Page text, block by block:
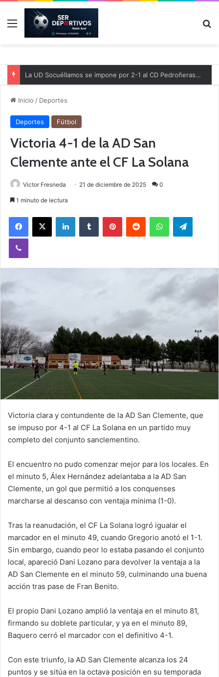
Menú
La UD Socuéllamos se impone por 2-1 al CD Pedroñeras en un partido benéfico a favor de Protección Civil
Inicio / Deportes
Deportes Fútbol
Victoria 4-1 de la AD San
Clemente ante el CF La Solana
Victor Fresneda 21 de diciembre de 2025 0
1 minuto de lectura
Victoria clara y contundente de la AD San Clemente, que
se impuso por 4-1 al CF La Solana en un partido muy
completo del conjunto sanclementino.
El encuentro no pudo comenzar mejor para los locales. En
el minuto 5, Álex Hernández adelantaba a la AD San
Clemente, un gol que permitió a los conquenses
marcharse al descanso con ventaja mínima (1-0).
Tras la reanudación, el CF La Solana logró igualar el
marcador en el minuto 49, cuando Gregorio anotó el 1-1.
Sin embargo, cuando peor lo estaba pasando el conjunto
local, apareció Dani Lozano para devolver la ventaja a la
AD San Clemente en el minuto 59, culminando una buena
acción tras pase de Fran Benito.
El propio Dani Lozano amplió la ventaja en el minuto 81,
firmando su doblete particular, y ya en el minuto 89,
Baquero cerró el marcador con el definitivo 4-1.
Con este triunfo, la AD San Clemente alcanza los 24
puntos y se sitúa en la octava posición en su temporada